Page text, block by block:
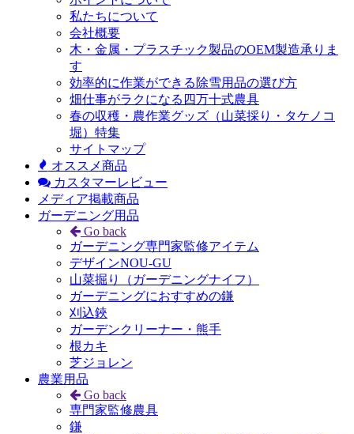
私たちについて
会社概要
木・金属・プラスチック製品のOEM製造承りま
す
効率的に作業ができる除雪用品の選び方
畑仕事がラクになる四万十式農具
春の収穫・農作業グッズ（山菜採り・タケノコ
堀）特集
サイトマップ
オススメ商品
カスタマーレビュー
メディア掲載商品
ガーデニング用品
Go back
ガーデニング専門家監修アイテム
デザインNOU-GU
山菜掘り（ガーデニングナイフ）
ガーデニングにおすすめの鎌
刈込鋏
ガーデンクリーナー・熊手
根カキ
芝ジョレン
農業用品
Go back
専門家監修農具
鎌